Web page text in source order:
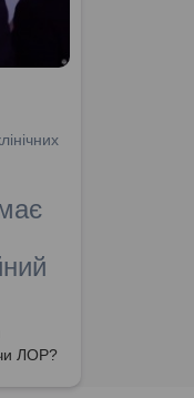
ЛОР?